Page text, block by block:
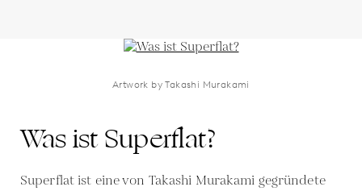
Artwork by Takashi Murakami
Was ist Superflat?
Superflat ist eine von Takashi Murakami gegründete